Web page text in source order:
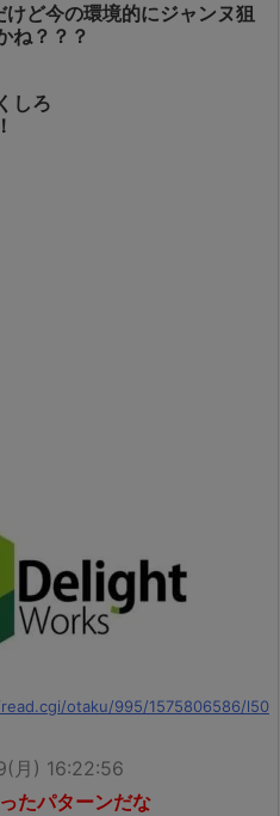
ど今の環境的にジャンヌ狙
ね？？？
しろ
otaku/995/1575806586/l50
月) 16:22:56
たパターンだな